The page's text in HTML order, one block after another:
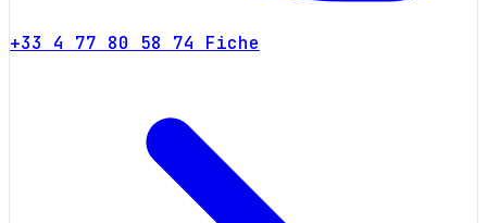
+33 4 77 80 58 74 Fiche